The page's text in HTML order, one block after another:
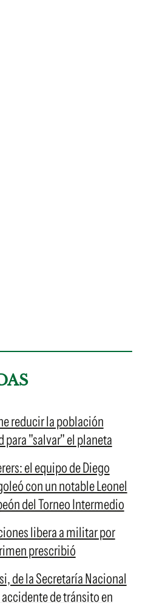
reducir la población
para "salvar" el planeta
el equipo de Diego
con un notable Leonel
del Torneo Intermedio
libera a militar por
prescribió
de la Secretaría Nacional
de tránsito en